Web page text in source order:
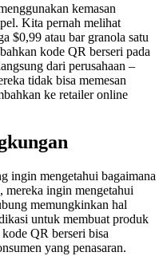
kemasan
Kita pernah melihat
$0,99 atau bar granola satu
kode QR berseri pada
dari perusahaan –
tidak bisa memesan
ke retailer online
ingin mengetahui bagaimana
mereka ingin mengetahui
memungkinkan hal
untuk membuat produk
QR berseri bisa
yang penasaran.